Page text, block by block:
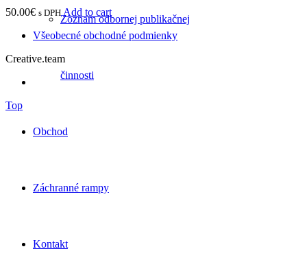
Zoznam odbornej publikačnej
činnosti
Obchod
Záchranné rampy
Kontakt
50.00€ s DPH Add to cart
Všeobecné obchodné podmienky
Creative.team
Top